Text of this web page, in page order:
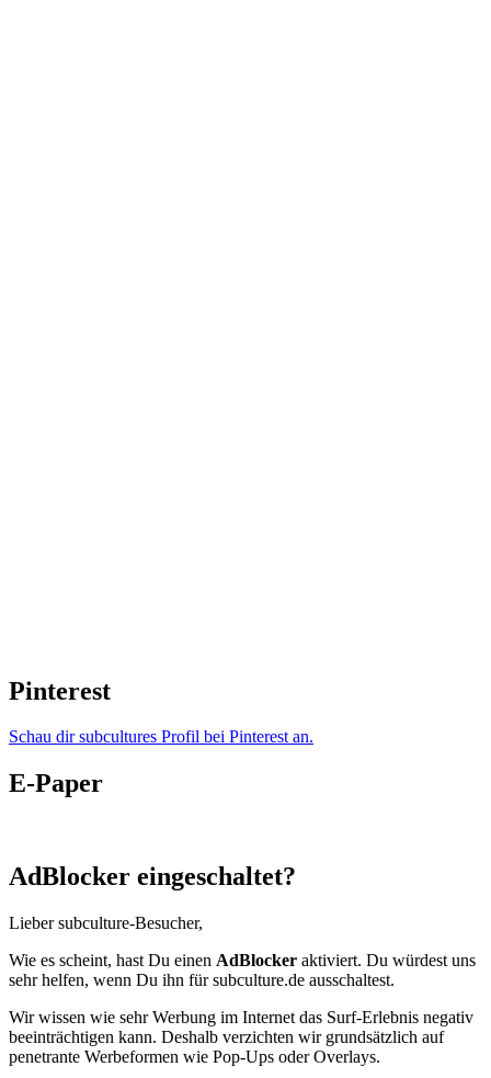
Pinterest
Schau dir subcultures Profil bei Pinterest an.
E-Paper
AdBlocker eingeschaltet?
Lieber subculture-Besucher,
Wie es scheint, hast Du einen AdBlocker aktiviert. Du würdest uns
sehr helfen, wenn Du ihn für subculture.de ausschaltest.
Wir wissen wie sehr Werbung im Internet das Surf-Erlebnis negativ
beeinträchtigen kann. Deshalb verzichten wir grundsätzlich auf
penetrante Werbeformen wie Pop-Ups oder Overlays.